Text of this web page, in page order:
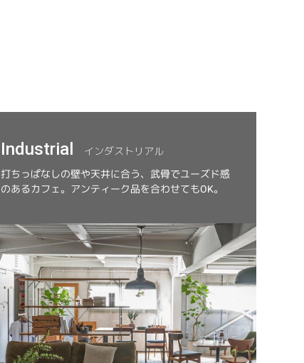
Industrial インダストリアル
打ちっぱなしの壁や天井に合う、武骨でユーズド感
のあるカフェ。アンティーク品を合わせてもOK。